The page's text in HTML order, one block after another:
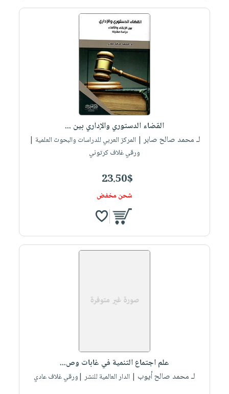
القضاء الدستوري والإداري بين ...
لـ محمد صالح صابر| المركز العربي للدراسات والبحوث العلمية |
ورقي غلاف كرتوني
23.50$
شحن مخفض
علم اجتماع التنمية في غابات وص...
لـ محمد صالح أيوب | الدار العالمية للنشر |ورقي غلاف عادي